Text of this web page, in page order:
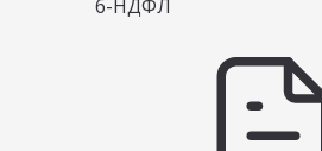
6-НДФЛ